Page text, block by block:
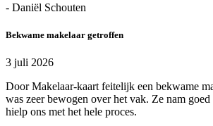
- Daniël Schouten
Bekwame makelaar getroffen
3 juli 2026
Door Makelaar-kaart feitelijk een bekwame
was zeer bewogen over het vak. Ze nam
hielp ons met het hele proces.